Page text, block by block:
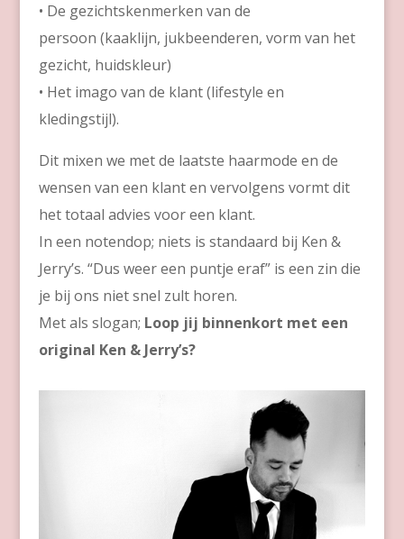
• De gezichtskenmerken van de
persoon (kaaklijn, jukbeenderen, vorm van het
gezicht, huidskleur)
• Het imago van de klant (lifestyle en
kledingstijl).
Dit mixen we met de laatste haarmode en de
wensen van een klant en vervolgens vormt dit
het totaal advies voor een klant.
In een notendop; niets is standaard bij Ken &
Jerry’s. “Dus weer een puntje eraf” is een zin die
je bij ons niet snel zult horen.
Met als slogan; Loop jij binnenkort met een
original Ken & Jerry’s?